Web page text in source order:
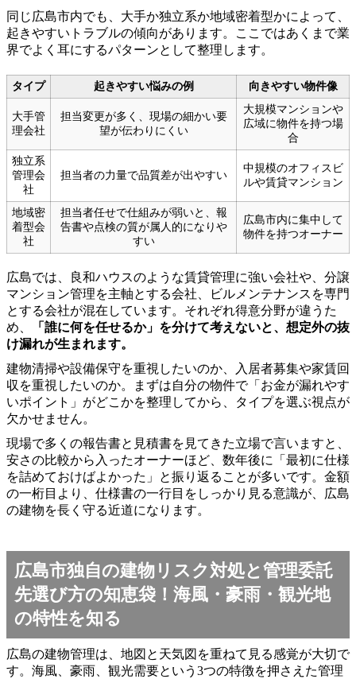
同じ広島市内でも、大手か独立系か地域密着型かによって、
起きやすいトラブルの傾向があります。ここではあくまで業
界でよく耳にするパターンとして整理します。
タイプ 起きやすい悩みの例 向きやすい物件像
大手管
理会社
担当変更が多く、現場の細かい要
望が伝わりにくい
大規模マンションや
広域に物件を持つ場
合
独立系
管理会
社
担当者の力量で品質差が出やすい
中規模のオフィスビ
ルや賃貸マンション
地域密
着型会
社
担当者任せで仕組みが弱いと、報
告書や点検の質が属人的になりや
すい
広島市内に集中して
物件を持つオーナー
広島では、良和ハウスのような賃貸管理に強い会社や、分譲
マンション管理を主軸とする会社、ビルメンテナンスを専門
とする会社が混在しています。それぞれ得意分野が違うた
め、
「誰に何を任せるか」を分けて考えないと、想定外の抜
け漏れが生まれます。
建物清掃や設備保守を重視したいのか、入居者募集や家賃回
収を重視したいのか。まずは自分の物件で「お金が漏れやす
いポイント」がどこかを整理してから、タイプを選ぶ視点が
欠かせません。
現場で多くの報告書と見積書を見てきた立場で言いますと、
安さの比較から入ったオーナーほど、数年後に「最初に仕様
を詰めておけばよかった」と振り返ることが多いです。金額
の一桁目より、仕様書の一行目をしっかり見る意識が、広島
の建物を長く守る近道になります。
広島市独自の建物リスク対処と管理委託
先選び方の知恵袋！海風・豪雨・観光地
の特性を知る
広島の建物管理は、地図と天気図を重ねて見る感覚が大切で
す。海風、豪雨、観光需要という3つの特徴を押さえた管理